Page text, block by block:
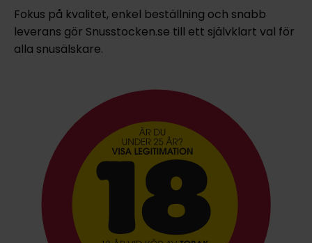
Fokus på kvalitet, enkel beställning och snabb
leverans gör Snusstocken.se till ett självklart val för
alla snusälskare.